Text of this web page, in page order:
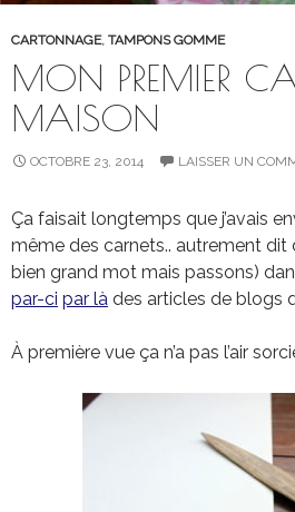
CARTONNAGE, TAMPONS GOMME
MON PREMIER
MAISON
OCTOBRE 23, 2014 LAISSER UN
Ça faisait longtemps que j’avais
même des carnets.. autrement dit
bien grand mot mais passons)
par-ci par là des articles de blogs
À première vue ça n’a pas l’air